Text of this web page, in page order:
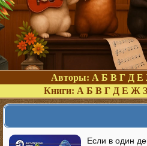
Авторы: А Б В Г Д Е
Книги: А Б В Г Д Е Ж З
Если в один